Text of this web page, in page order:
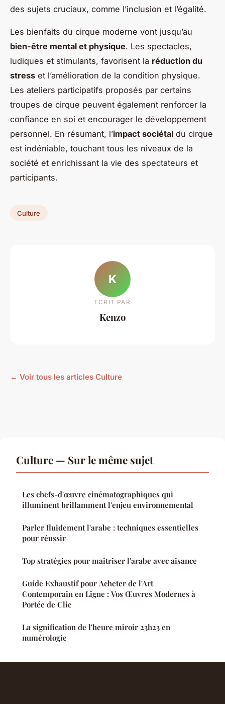
des sujets cruciaux, comme l’inclusion et l’égalité.
Les bienfaits du cirque moderne vont jusqu’au
bien-être mental et physique. Les spectacles,
ludiques et stimulants, favorisent la réduction du
stress et l’amélioration de la condition physique.
Les ateliers participatifs proposés par certains
troupes de cirque peuvent également renforcer la
confiance en soi et encourager le développement
personnel. En résumant, l’impact sociétal du cirque
est indéniable, touchant tous les niveaux de la
société et enrichissant la vie des spectateurs et
participants.
Culture
K
ECRIT PAR
Kenzo
← Voir tous les articles Culture
Culture — Sur le même sujet
Les chefs-d'œuvre cinématographiques qui
illuminent brillamment l'enjeu environnemental
Parler fluidement l'arabe : techniques essentielles
pour réussir
Top stratégies pour maîtriser l'arabe avec aisance
Guide Exhaustif pour Acheter de l'Art
Contemporain en Ligne : Vos Œuvres Modernes à
Portée de Clic
La signification de l'heure miroir 23h23 en
numérologie